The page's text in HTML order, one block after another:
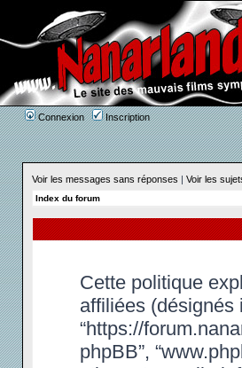
Connexion Inscription
Voir les messages sans réponses | Voir les
Index du forum
Cette politique
affiliées (désignés
“https://
phpBB”,